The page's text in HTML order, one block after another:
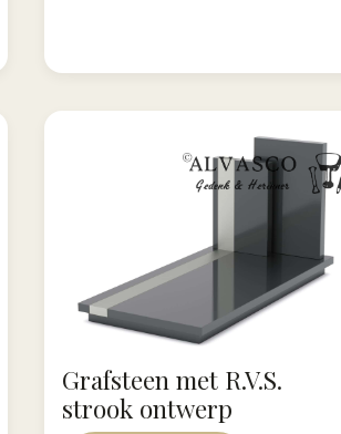
Grafsteen met R.V.S.
strook ontwerp